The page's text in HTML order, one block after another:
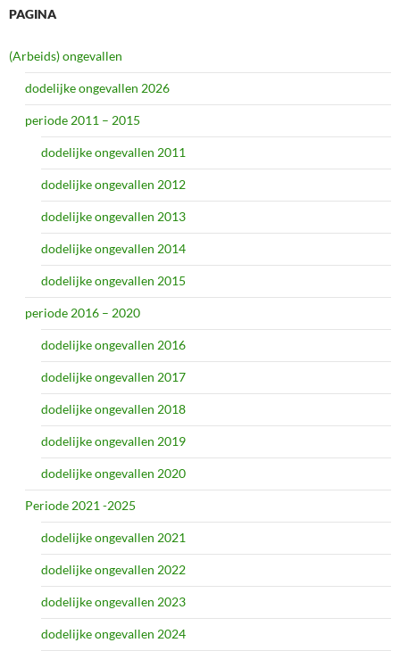
PAGINA
(Arbeids) ongevallen
dodelijke ongevallen 2026
periode 2011 – 2015
dodelijke ongevallen 2011
dodelijke ongevallen 2012
dodelijke ongevallen 2013
dodelijke ongevallen 2014
dodelijke ongevallen 2015
periode 2016 – 2020
dodelijke ongevallen 2016
dodelijke ongevallen 2017
dodelijke ongevallen 2018
dodelijke ongevallen 2019
dodelijke ongevallen 2020
Periode 2021 -2025
dodelijke ongevallen 2021
dodelijke ongevallen 2022
dodelijke ongevallen 2023
dodelijke ongevallen 2024